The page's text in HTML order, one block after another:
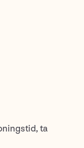
ta